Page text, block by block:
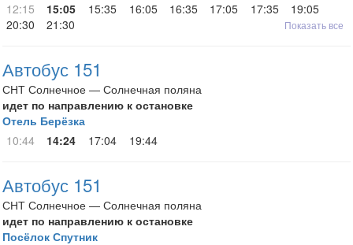
12:15
15:05 15:35 16:05 16:35 17:05 17:35
19:05
20:30
21:30 Показать все
Автобус 151
СНТ Солнечное — Солнечная поляна
идет по направлению к остановке
Отель Берёзка
10:44
14:24 17:04 19:44
Автобус 151
СНТ Солнечное — Солнечная поляна
идет по направлению к остановке
Посёлок Спутник